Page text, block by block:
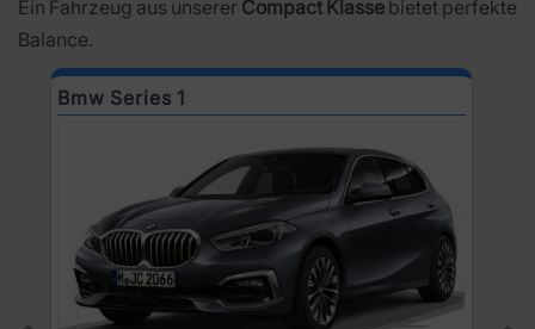
Ein Fahrzeug aus unserer Compact Klasse bietet perfekte
Balance.
Bmw Series 1